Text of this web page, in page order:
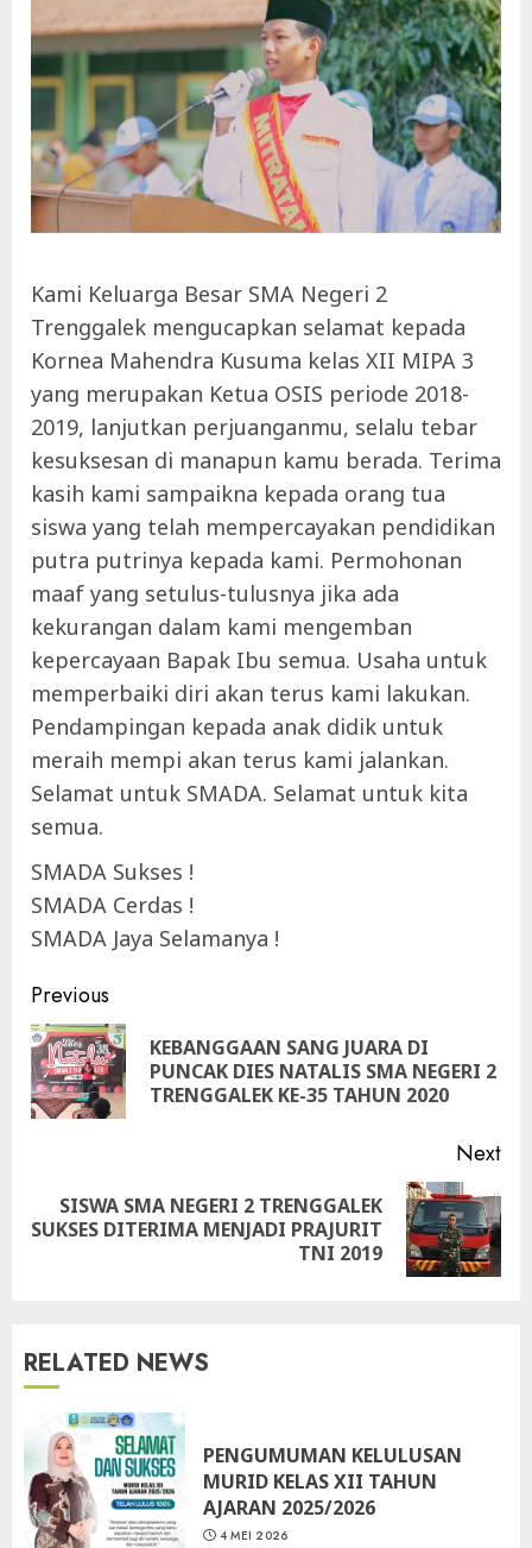
Kami Keluarga Besar SMA Negeri 2
Trenggalek mengucapkan selamat kepada
Kornea Mahendra Kusuma kelas XII MIPA 3
yang merupakan Ketua OSIS periode 2018-
2019, lanjutkan perjuanganmu, selalu tebar
kesuksesan di manapun kamu berada. Terima
kasih kami sampaikna kepada orang tua
siswa yang telah mempercayakan pendidikan
putra putrinya kepada kami. Permohonan
maaf yang setulus-tulusnya jika ada
kekurangan dalam kami mengemban
kepercayaan Bapak Ibu semua. Usaha untuk
memperbaiki diri akan terus kami lakukan.
Pendampingan kepada anak didik untuk
meraih mempi akan terus kami jalankan.
Selamat untuk SMADA. Selamat untuk kita
semua.
SMADA Sukses !
SMADA Cerdas !
SMADA Jaya Selamanya !
Continue
Reading
Previous
KEBANGGAAN SANG JUARA DI
PUNCAK DIES NATALIS SMA NEGERI 2
TRENGGALEK KE-35 TAHUN 2020
Next
Next
SISWA SMA NEGERI 2 TRENGGALEK
SUKSES DITERIMA MENJADI PRAJURIT
TNI 2019
RELATED NEWS
PENGUMUMAN KELULUSAN
MURID KELAS XII TAHUN
AJARAN 2025/2026
4 MEI 2026